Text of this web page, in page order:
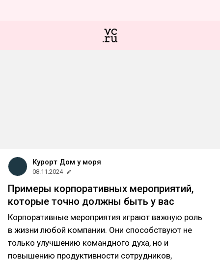
Курорт Дом у моря
08.11.2024
Примеры корпоративных мероприятий,
которые точно должны быть у вас
Корпоративные мероприятия играют важную роль
в жизни любой компании. Они способствуют не
только улучшению командного духа, но и
повышению продуктивности сотрудников,